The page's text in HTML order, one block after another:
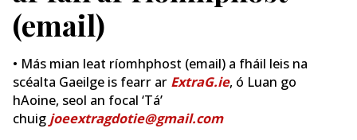
(email)
• Más mian leat ríomhphost (email) a fháil leis na
scéalta Gaeilge is fearr ar ExtraG.ie, ó Luan go
hAoine, seol an focal ‘Tá’
chuig joeextragdotie@gmail.com